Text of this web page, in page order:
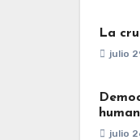
La
julio
julio